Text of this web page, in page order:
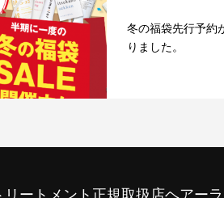
冬の福袋先行予約
りました。
ートメント正規取扱店ヘアー